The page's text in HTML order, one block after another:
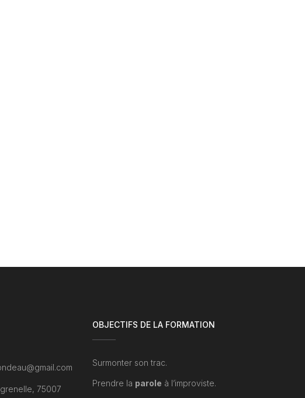
75007
OBJECTIFS DE LA FORMATION
Surmonter son trac.
Prendre la parole à l’improviste.